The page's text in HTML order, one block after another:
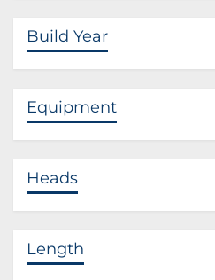
Build Year
Equipment
Heads
Length